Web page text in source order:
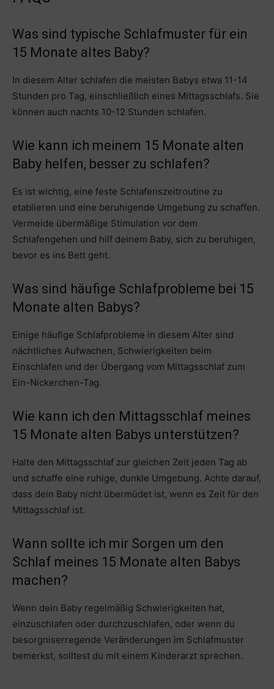
Was sind typische Schlafmuster für ein
15 Monate altes Baby?
In diesem Alter schlafen die meisten Babys etwa 11-14
Stunden pro Tag, einschließlich eines Mittagsschlafs. Sie
können auch nachts 10-12 Stunden schlafen.
Wie kann ich meinem 15 Monate alten
Baby helfen, besser zu schlafen?
Es ist wichtig, eine feste Schlafenszeitroutine zu
etablieren und eine beruhigende Umgebung zu schaffen.
Vermeide übermäßige Stimulation vor dem
Schlafengehen und hilf deinem Baby, sich zu beruhigen,
bevor es ins Bett geht.
Was sind häufige Schlafprobleme bei 15
Monate alten Babys?
Einige häufige Schlafprobleme in diesem Alter sind
nächtliches Aufwachen, Schwierigkeiten beim
Einschlafen und der Übergang vom Mittagsschlaf zum
Ein-Nickerchen-Tag.
Wie kann ich den Mittagsschlaf meines
15 Monate alten Babys unterstützen?
Halte den Mittagsschlaf zur gleichen Zeit jeden Tag ab
und schaffe eine ruhige, dunkle Umgebung. Achte darauf,
dass dein Baby nicht übermüdet ist, wenn es Zeit für den
Mittagsschlaf ist.
Wann sollte ich mir Sorgen um den
Schlaf meines 15 Monate alten Babys
machen?
Wenn dein Baby regelmäßig Schwierigkeiten hat,
einzuschlafen oder durchzuschlafen, oder wenn du
besorgniserregende Veränderungen im Schlafmuster
bemerkst, solltest du mit einem Kinderarzt sprechen.